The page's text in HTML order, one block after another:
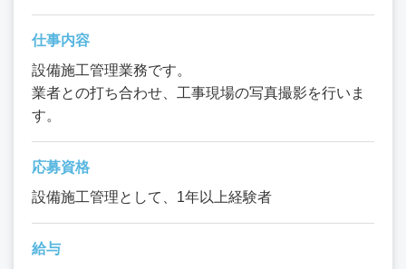
仕事内容
設備施工管理業務です。
業者との打ち合わせ、工事現場の写真撮影を行いま
す。
応募資格
設備施工管理として、1年以上経験者
給与